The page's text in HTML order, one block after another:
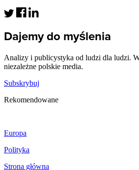
Dajemy do myślenia
Analizy i publicystyka od ludzi dla ludzi.
niezależne polskie media.
Subskrybuj
Rekomendowane
Europa
Polityka
Strona główna